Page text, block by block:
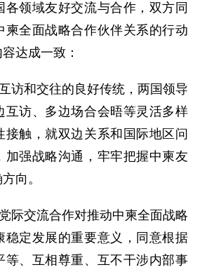
各领域友好交流与合作，双方同
柬全面战略合作伙伴关系的行动
达成一致：
和交往的良好传统，两国领导
互访、多边场合会晤等灵活多样
接触，就双边关系和国际地区问
加强战略沟通，牢牢把握中柬友
向。
交流合作对推动中柬全面战略
稳定发展的重要意义，同意根据
等、互相尊重、互不干涉内部事